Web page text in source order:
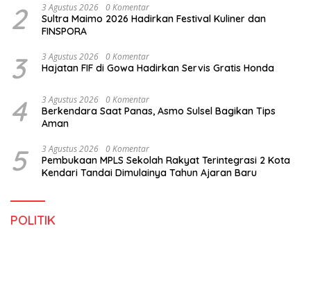
2 3 Agustus 2026 0 Komentar
Sultra Maimo 2026 Hadirkan Festival Kuliner dan
FINSPORA
3 3 Agustus 2026 0 Komentar
Hajatan FIF di Gowa Hadirkan Servis Gratis Honda
4 3 Agustus 2026 0 Komentar
Berkendara Saat Panas, Asmo Sulsel Bagikan Tips
Aman
5 3 Agustus 2026 0 Komentar
Pembukaan MPLS Sekolah Rakyat Terintegrasi 2 Kota
Kendari Tandai Dimulainya Tahun Ajaran Baru
POLITIK